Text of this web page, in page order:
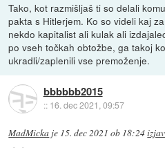
Tako, kot razmišljaš ti so delali
pakta s Hitlerjem. Ko so videli kaj
nekdo kapitalist ali kulak ali
po vseh točkah obtožbe, ga takoj
ukradli/zaplenili vse premoženje.
bbbbbb2015
:: 16. dec 2021, 09:57
MadMicka je 15. dec 2021 ob 18:24